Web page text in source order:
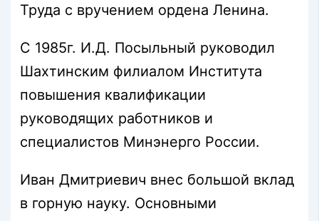
Труда с вручением ордена Ленина.
С 1985г. И.Д. Посыльный руководил
Шахтинским филиалом Института
повышения квалификации
руководящих работников и
специалистов Минэнерго России.
Иван Дмитриевич внес большой вклад
в горную науку. Основными